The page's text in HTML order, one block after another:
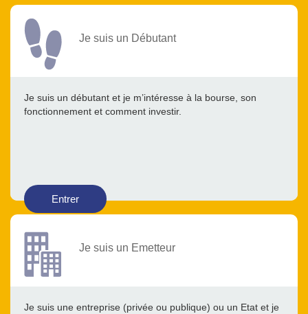
Je suis un Débutant
Je suis un débutant et je m’intéresse à la bourse, son
fonctionnement et comment investir.
Entrer
Je suis un Emetteur
Je suis une entreprise (privée ou publique) ou un Etat et je